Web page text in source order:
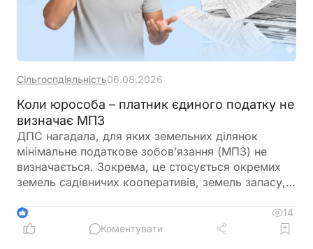
Сільгоспдіяльність06.08.2026
Коли юрособа – платник єдиного податку не
визначає МПЗ
ДПС нагадала, для яких земельних ділянок
мінімальне податкове зобов’язання (МПЗ) не
визначається. Зокрема, це стосується окремих
земель садівничих кооперативів, земель запасу,
ділянок у межах населених пунктів, а також
земель, що перебувають у консервації чи
2
14
Коментувати